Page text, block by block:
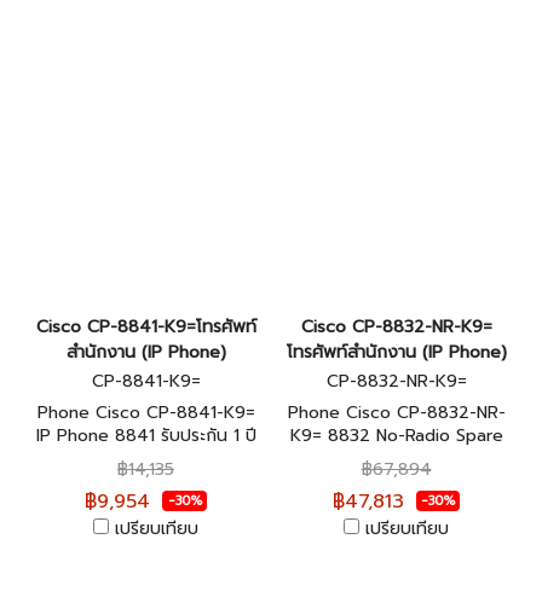
Cisco CP-8841-K9=โทรศัพท์
สำนักงาน (IP Phone)
CP-8841-K9=
Phone Cisco CP-8841-K9=
IP Phone 8841 รับประกัน 1 ปี
฿14,135
฿9,954 -30%
เปรียบเทียบ
Cisco CP-8832-NR-K9=
โทรศัพท์สำนักงาน (IP Phone)
CP-8832-NR-K9=
Phone Cisco CP-8832-NR-
K9= 8832 No-Radio Spare
for Worldwide รับประกัน 1 ปี
฿67,894
฿47,813 -30%
เปรียบเทียบ